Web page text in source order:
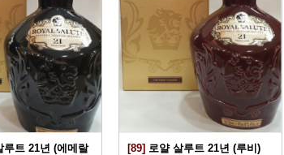
루트 21년 (에메랄
[89] 로얄 살루트 21년 (루비)